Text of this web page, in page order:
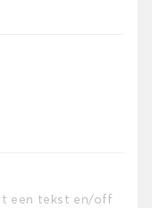
een tekst en/off